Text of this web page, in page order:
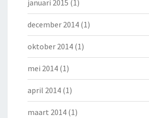
januari 2015 (1)
december 2014 (1)
oktober 2014 (1)
mei 2014 (1)
april 2014 (1)
maart 2014 (1)